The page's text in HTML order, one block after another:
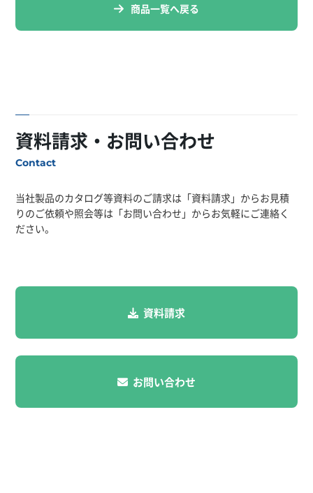
商品一覧へ戻る
資料請求・お問い合わせ
Contact
当社製品のカタログ等資料のご請求は「資料請求」からお見積
りのご依頼や照会等は「お問い合わせ」からお気軽にご連絡く
ださい。
資料請求
お問い合わせ